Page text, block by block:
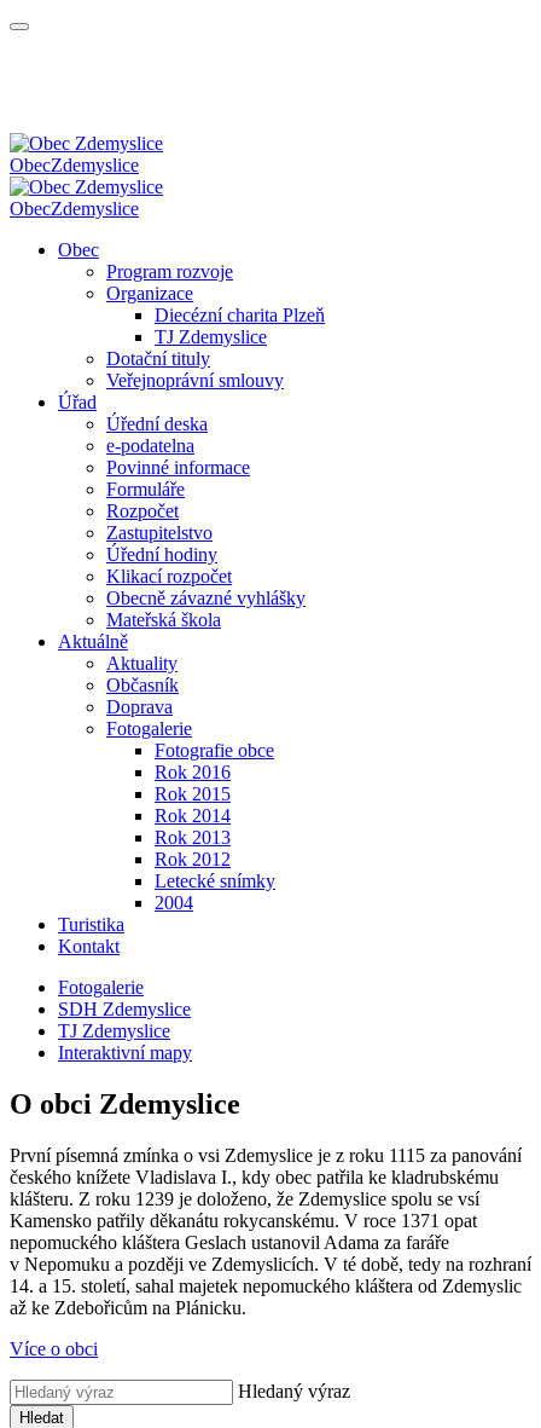
ObecZdemyslice
ObecZdemyslice
Obec
Program rozvoje
Organizace
Diecézní charita Plzeň
TJ Zdemyslice
Dotační tituly
Veřejnoprávní smlouvy
Úřad
Úřední deska
e-podatelna
Povinné informace
Formuláře
Rozpočet
Zastupitelstvo
Úřední hodiny
Klikací rozpočet
Obecně závazné vyhlášky
Mateřská škola
Aktuálně
Aktuality
Občasník
Doprava
Fotogalerie
Fotografie obce
Rok 2016
Rok 2015
Rok 2014
Rok 2013
Rok 2012
Letecké snímky
2004
Turistika
Kontakt
Fotogalerie
SDH Zdemyslice
TJ Zdemyslice
Interaktivní mapy
O obci Zdemyslice
První písemná zmínka o vsi Zdemyslice je z roku 1115 za panování
českého knížete Vladislava I., kdy obec patřila ke kladrubskému
klášteru. Z roku 1239 je doloženo, že Zdemyslice spolu se vsí
Kamensko patřily děkanátu rokycanskému. V roce 1371 opat
nepomuckého kláštera Geslach ustanovil Adama za faráře
v Nepomuku a později ve Zdemyslicích. V té době, tedy na rozhraní
14. a 15. století, sahal majetek nepomuckého kláštera od Zdemyslic
až ke Zdebořicům na Plánicku.
Více o obci
Hledaný výraz
Hledat